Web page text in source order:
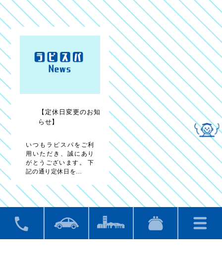
【定休日変更のお知
らせ】
いつもラピスパをご利
用いただき、誠にあり
がとうございます。 下
記の通り定休日を…